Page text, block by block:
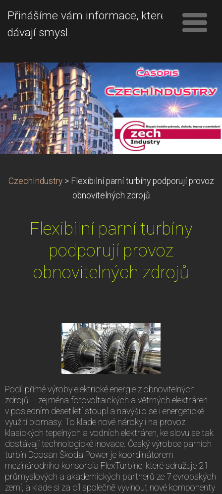
Přinášíme vám informace, které
dávají smysl
CzechIndustry > Flexibilní parní turbíny podporují provoz
obnovitelných zdrojů
Flexibilní parní turbíny
podporují provoz
obnovitelných zdrojů
Podíl přímé výroby elektrické energie z obnovitelných
zdrojů – zejména fotovoltaických a větrných elektráren –
v posledním desetiletí stoupl a navýšilo se i energetické
využití biomasy. To klade nové nároky i na provoz
klasických tepelných a vodních elektráren, ke slovu se tak
dostávají technologické inovace. Český výrobce parních
turbín Doosan Škoda Power je koordinátorem
mezinárodního konsorcia FlexTurbine, které sdružuje 21
průmyslových a akademických partnerů ze 7 evropských
zemí, a klade si za cíl společně vyvinout nové komponenty